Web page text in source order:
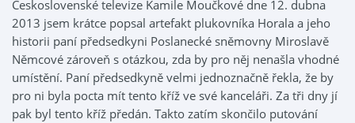
Československé televize Kamile Moučkové dne 12. dubna
2013 jsem krátce popsal artefakt plukovníka Horala a jeho
historii paní předsedkyni Poslanecké sněmovny Miroslavě
Němcové zároveň s otázkou, zda by pro něj nenašla vhodné
umístění. Paní předsedkyně velmi jednoznačně řekla, že by
pro ni byla pocta mít tento kříž ve své kanceláři. Za tři dny jí
pak byl tento kříž předán. Takto zatím skončilo putování